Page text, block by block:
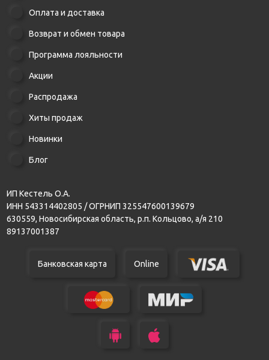
Оплата и доставка
Возврат и обмен товара
Программа лояльности
Акции
Распродажа
Хиты продаж
Новинки
Блог
ИП Кестель О.А.
ИНН 543314402805 / ОГРНИП 325547600139679
630559, Новосибирская область, р.п. Кольцово, а/я 210
89137001387
Банковская карта Online